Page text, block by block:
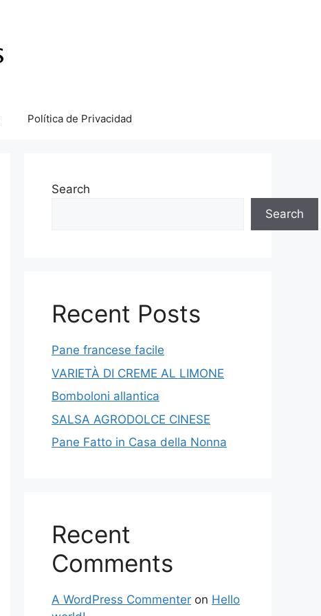
Política de Privacidad
Search
Search
Recent Posts
Pane francese facile
VARIETÀ DI CREME AL LIMONE
Bomboloni allantica
SALSA AGRODOLCE CINESE
Pane Fatto in Casa della Nonna
Recent
Comments
A WordPress Commenter on Hello